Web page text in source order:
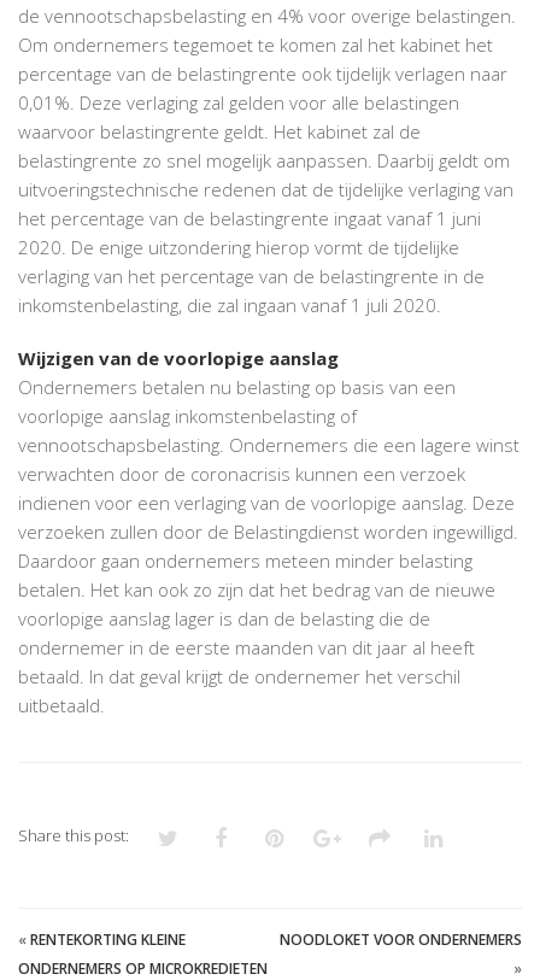
de vennootschapsbelasting en 4% voor overige belastingen.
Om ondernemers tegemoet te komen zal het kabinet het
percentage van de belastingrente ook tijdelijk verlagen naar
0,01%. Deze verlaging zal gelden voor alle belastingen
waarvoor belastingrente geldt. Het kabinet zal de
belastingrente zo snel mogelijk aanpassen. Daarbij geldt om
uitvoeringstechnische redenen dat de tijdelijke verlaging van
het percentage van de belastingrente ingaat vanaf 1 juni
2020. De enige uitzondering hierop vormt de tijdelijke
verlaging van het percentage van de belastingrente in de
inkomstenbelasting, die zal ingaan vanaf 1 juli 2020.
Wijzigen van de voorlopige aanslag
Ondernemers betalen nu belasting op basis van een
voorlopige aanslag inkomstenbelasting of
vennootschapsbelasting. Ondernemers die een lagere winst
verwachten door de coronacrisis kunnen een verzoek
indienen voor een verlaging van de voorlopige aanslag. Deze
verzoeken zullen door de Belastingdienst worden ingewilligd.
Daardoor gaan ondernemers meteen minder belasting
betalen. Het kan ook zo zijn dat het bedrag van de nieuwe
voorlopige aanslag lager is dan de belasting die de
ondernemer in de eerste maanden van dit jaar al heeft
betaald. In dat geval krijgt de ondernemer het verschil
uitbetaald.
Share this post:
«RENTEKORTING KLEINE
ONDERNEMERS OP MICROKREDIETEN
NOODLOKET VOOR ONDERNEMERS
»